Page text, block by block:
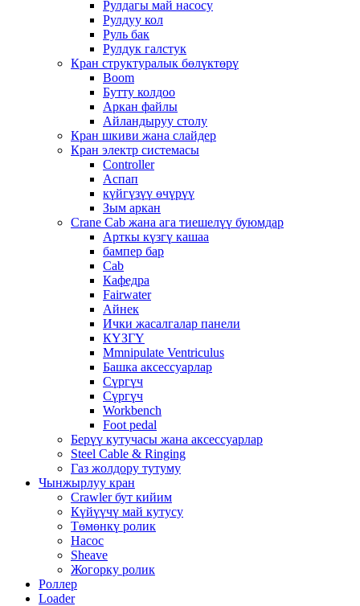
Рулдагы май насосу
Рулдуу кол
Руль бак
Рулдук галстук
Кран структуралык бөлүктөрү
Boom
Бутту колдоо
Аркан файлы
Айландыруу столу
Кран шкиви жана слайдер
Кран электр системасы
Controller
Аспап
күйгүзүү өчүрүү
Зым аркан
Crane Cab жана ага тиешелүү буюмдар
Арткы күзгү кашаа
бампер бар
Cab
Кафедра
Fairwater
Айнек
Ички жасалгалар панели
КҮЗГҮ
Mmnipulate Ventriculus
Башка аксессуарлар
Сүргүч
Сүргүч
Workbench
Foot pedal
Берүү кутучасы жана аксессуарлар
Steel Cable & Ringing
Газ жолдору тутуму
Чынжырлуу кран
Crawler бут кийим
Күйүүчү май кутусу
Төмөнкү ролик
Насос
Sheave
Жогорку ролик
Роллер
Loader